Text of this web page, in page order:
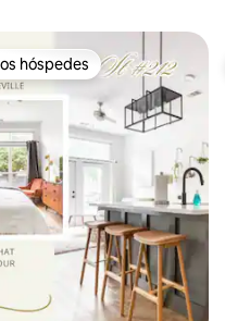
5 estrelas, 183avaliações
hóspedes mais apreciados
hóspedes